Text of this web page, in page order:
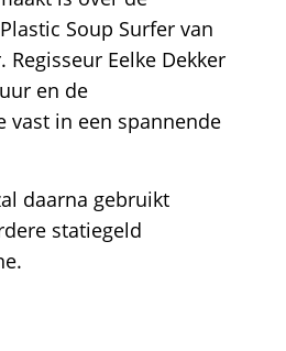
Soup Surfer van
Eelke Dekker
en de
vast in een spannende
daarna gebruikt
statiegeld